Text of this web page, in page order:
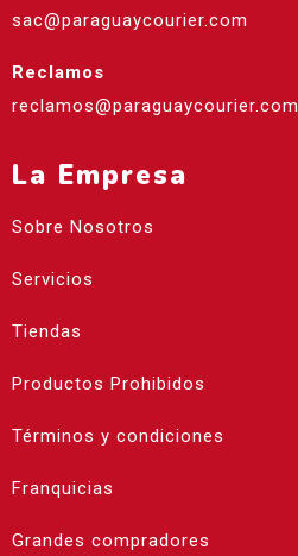
sac@paraguaycourier.com
Reclamos
reclamos@paraguaycourier.com
La Empresa
Sobre Nosotros
Servicios
Tiendas
Productos Prohibidos
Términos y condiciones
Franquicias
Grandes compradores